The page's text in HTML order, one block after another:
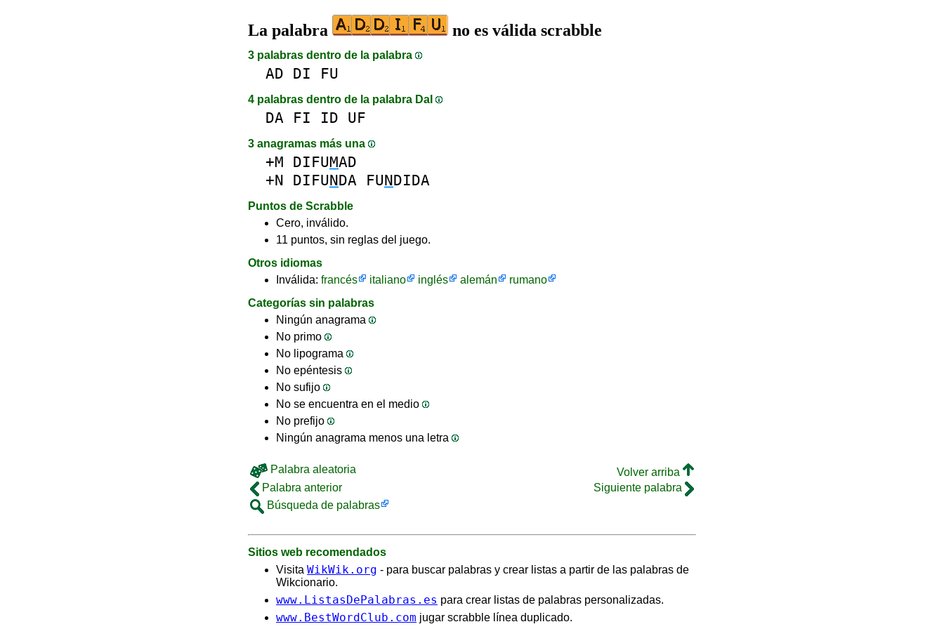
La palabra no es válida scrabble
3 palabras dentro de la palabra
AD DI FU
4 palabras dentro de la palabra DaI
DA FI ID UF
3 anagramas más una
+M DIFUMAD
+N DIFUNDA FUNDIDA
Puntos de Scrabble
Cero, inválido.
11 puntos, sin reglas del juego.
Otros idiomas
Inválida: francés italiano inglés alemán
rumano
Categorías sin palabras
Ningún anagrama
No primo
No lipograma
No epéntesis
No sufijo
No se encuentra en el medio
No prefijo
Ningún anagrama menos una letra
Palabra aleatoria
Volver arriba
Palabra anterior
Siguiente palabra
Búsqueda de palabras
Sitios web recomendados
Visita WikWik.org - para buscar palabras y crear listas a partir de las palabras de
Wikcionario.
www.ListasDePalabras.es para crear listas de palabras personalizadas.
www.BestWordClub.com jugar scrabble línea duplicado.